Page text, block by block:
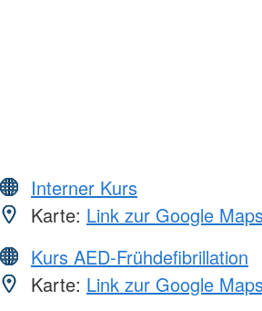
Interner Kurs
Karte: Link zur Google
Kurs AED-Frühdefibrillation
Karte: Link zur Google